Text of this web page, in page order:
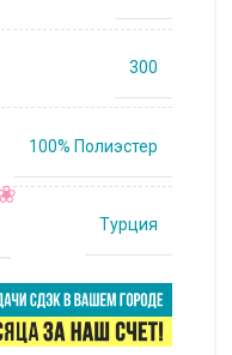
300
100% Полиэстер
Турция